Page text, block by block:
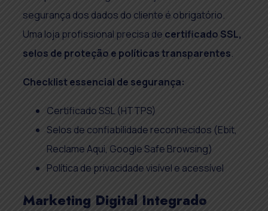
segurança dos dados do cliente é obrigatório.
Uma loja profissional precisa de certificado SSL,
selos de proteção e políticas transparentes.
Checklist essencial de segurança:
Certificado SSL (HTTPS)
Selos de confiabilidade reconhecidos (Ebit,
Reclame Aqui, Google Safe Browsing)
Política de privacidade visível e acessível
Marketing Digital Integrado